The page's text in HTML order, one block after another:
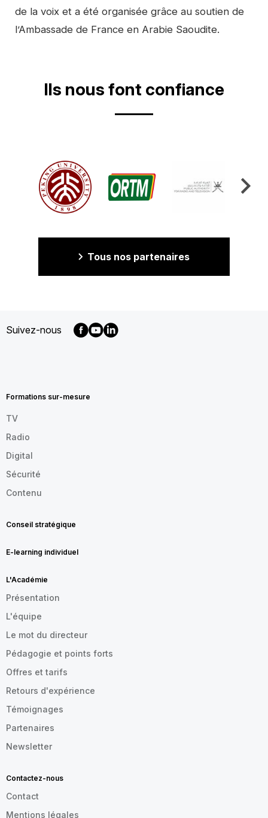
de la voix et a été organisée grâce au soutien de
l’Ambassade de France en Arabie Saoudite.
Ils nous font confiance
Tous nos partenaires
Suivez-nous
FR
Formations sur-mesure
TV
Radio
Digital
Sécurité
Contenu
Conseil stratégique
E-learning individuel
L'Académie
Présentation
L'équipe
Le mot du directeur
Pédagogie et points forts
Offres et tarifs
Retours d'expérience
Témoignages
Partenaires
Newsletter
Contactez-nous
Contact
Mentions légales